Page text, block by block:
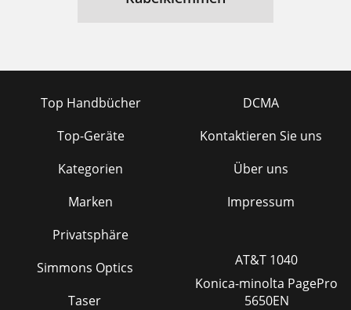
Top Handbücher
Top-Geräte
Kategorien
Marken
Privatsphäre
DCMA
Kontaktieren Sie uns
Über uns
Impressum
Simmons Optics
Taser
AT&T 1040
Konica-minolta PagePro
5650EN